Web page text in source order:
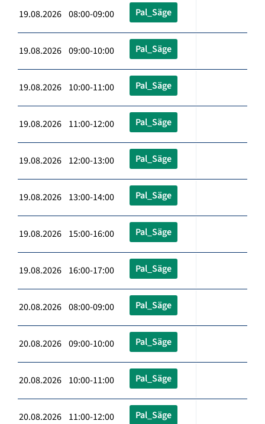
19.08.2026 08:00-09:00 Pal_Säge
19.08.2026 09:00-10:00 Pal_Säge
19.08.2026 10:00-11:00 Pal_Säge
19.08.2026 11:00-12:00 Pal_Säge
19.08.2026 12:00-13:00 Pal_Säge
19.08.2026 13:00-14:00 Pal_Säge
19.08.2026 15:00-16:00 Pal_Säge
19.08.2026 16:00-17:00 Pal_Säge
20.08.2026 08:00-09:00 Pal_Säge
20.08.2026 09:00-10:00 Pal_Säge
20.08.2026 10:00-11:00 Pal_Säge
20.08.2026 11:00-12:00 Pal_Säge